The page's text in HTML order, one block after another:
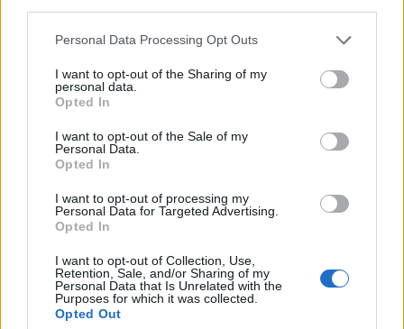
Personal Data Processing Opt Outs
I want to opt-out of the Sharing of my
personal data.
Opted In
I want to opt-out of the Sale of my
Personal Data.
Opted In
I want to opt-out of processing my
Personal Data for Targeted Advertising.
Opted In
I want to opt-out of Collection, Use,
Retention, Sale, and/or Sharing of my
Personal Data that Is Unrelated with the
Purposes for which it was collected.
Opted Out